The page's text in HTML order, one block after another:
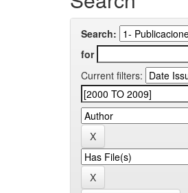
Search:
for
Current filters: